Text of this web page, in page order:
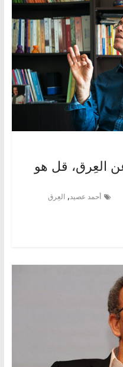
العِرق، قل هو
أحمد عصيد, العِرق